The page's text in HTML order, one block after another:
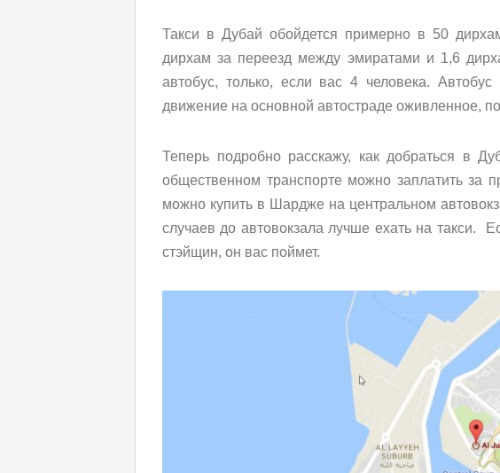
Такси в Дубай обойдется примерно в 50
дирхам за переезд между эмиратами и 1,6
автобус, только, если вас 4 человека.
движение на основной автостраде оживленное,
Теперь подробно расскажу, как добраться в
общественном транспорте можно заплатить за
можно купить в Шардже на центральном
случаев до автовокзала лучше ехать на такси.
стэйщин, он вас поймет.